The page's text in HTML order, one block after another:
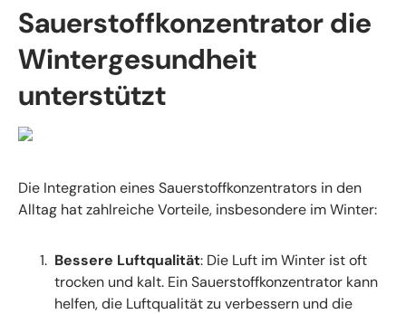
Sauerstoffkonzentrator die
Wintergesundheit
unterstützt
Die Integration eines Sauerstoffkonzentrators in den
Alltag hat zahlreiche Vorteile, insbesondere im Winter:
Bessere Luftqualität: Die Luft im Winter ist oft
trocken und kalt. Ein Sauerstoffkonzentrator kann
helfen, die Luftqualität zu verbessern und die